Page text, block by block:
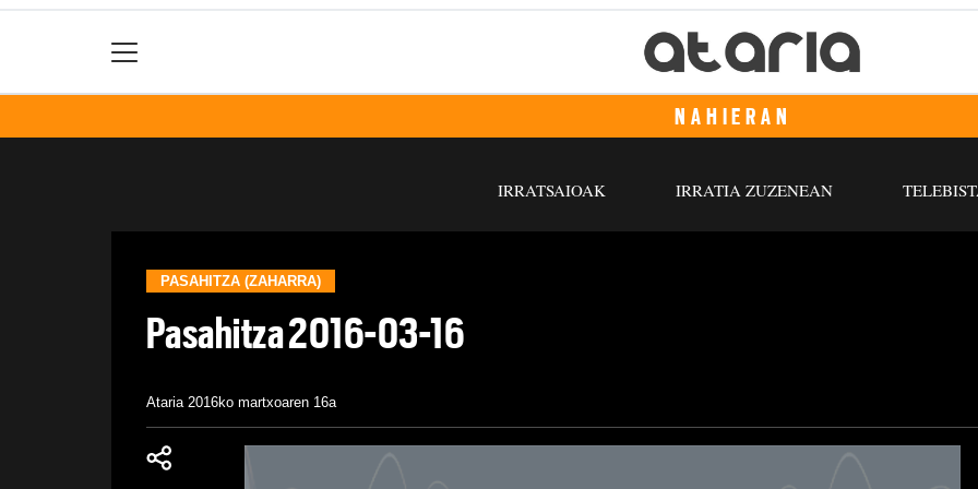
NAHIERAN
IRRATSAIOAK IRRATIA ZUZENEAN
PASAHITZA (ZAHARRA)
Pasahitza 2016-03-16
Ataria 2016ko martxoaren 16a